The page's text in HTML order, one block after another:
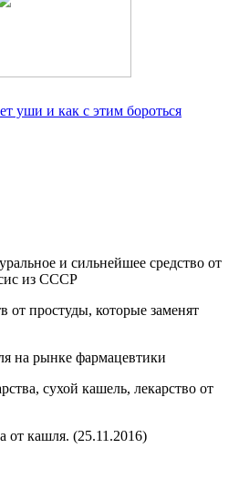
уши и как с этим бороться
и сильнейшее средство от
из СССР
простуды, которые заменят
на рынке фармацевтики
сухой кашель, лекарство от
от кашля. (25.11.2016)